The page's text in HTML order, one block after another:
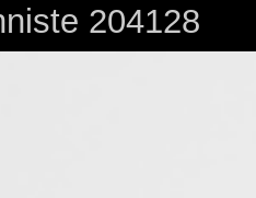
204128